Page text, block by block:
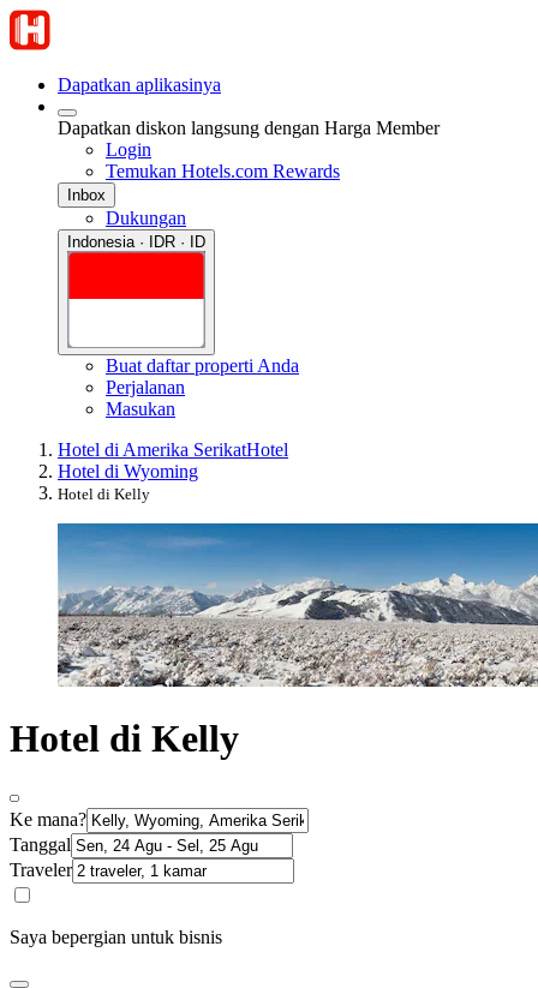
Dapatkan aplikasinya
Dapatkan diskon langsung dengan Harga Member
Login
Temukan Hotels.com Rewards
Inbox
Dukungan
Indonesia · IDR · ID
Buat daftar properti Anda
Perjalanan
Masukan
Hotel di Amerika SerikatHotel
Hotel di Wyoming
Hotel di Kelly
Hotel di Kelly
Ke mana?
Tanggal
Traveler
Saya bepergian untuk bisnis